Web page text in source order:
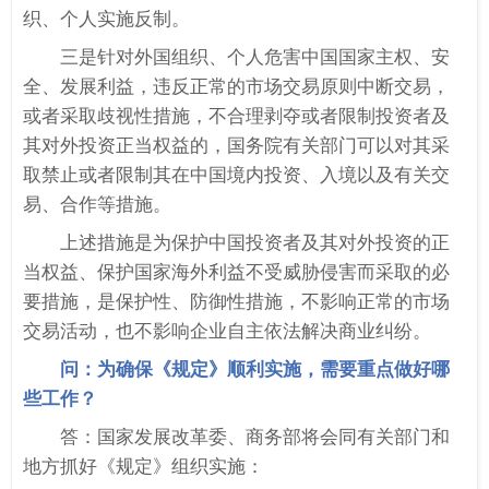
织、个人实施反制。
三是针对外国组织、个人危害中国国家主权、安
全、发展利益，违反正常的市场交易原则中断交易，
或者采取歧视性措施，不合理剥夺或者限制投资者及
其对外投资正当权益的，国务院有关部门可以对其采
取禁止或者限制其在中国境内投资、入境以及有关交
易、合作等措施。
上述措施是为保护中国投资者及其对外投资的正
当权益、保护国家海外利益不受威胁侵害而采取的必
要措施，是保护性、防御性措施，不影响正常的市场
交易活动，也不影响企业自主依法解决商业纠纷。
问：为确保《规定》顺利实施，需要重点做好哪
些工作？
答：国家发展改革委、商务部将会同有关部门和
地方抓好《规定》组织实施：